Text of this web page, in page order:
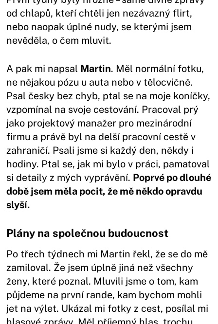
od chlapů, kteří chtěli jen nezávazný flirt,
nebo naopak úplné nudy, se kterými jsem
nevěděla, o čem mluvit.
A pak mi napsal Martin. Měl normální fotku,
ne nějakou pózu u auta nebo v tělocvičně.
Psal česky bez chyb, ptal se na moje koníčky,
vzpomínal na svoje cestování. Pracoval prý
jako projektový manažer pro mezinárodní
firmu a právě byl na delší pracovní cestě v
zahraničí. Psali jsme si každý den, někdy i
hodiny. Ptal se, jak mi bylo v práci, pamatoval
si detaily z mých vyprávění. Poprvé po dlouhé
době jsem měla pocit, že mě někdo opravdu
slyší.
Plány na společnou budoucnost
Po třech týdnech mi Martin řekl, že se do mě
zamiloval. Že jsem úplně jiná než všechny
ženy, které poznal. Mluvili jsme o tom, kam
půjdeme na první rande, kam bychom mohli
jet na výlet. Ukázal mi fotky z cest, posílal mi